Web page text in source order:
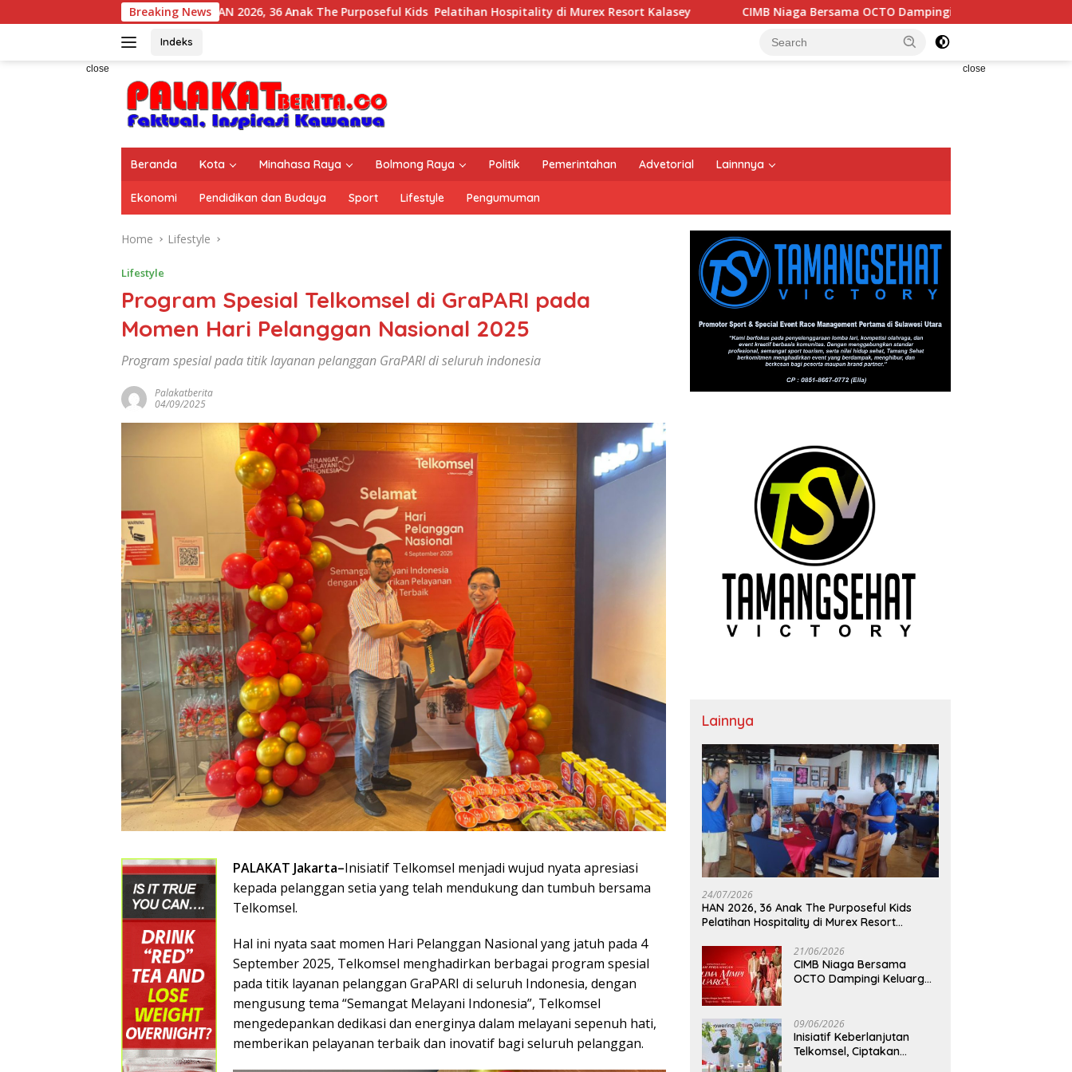
to
Breaking News
HAN 2026, 36 Anak The Purposeful Kids Pelatihan Hospitality di Murex Resort Kalasey CIMB Niaga Bersama OCTO Dampingi Keluarga Indonesia Wujudkan Mimpi
Indeks
close close
Beranda Kota Minahasa Raya Bolmong Raya Politik Pemerintahan Advetorial Lainnnya
Ekonomi Pendidikan dan Budaya Sport Lifestyle Pengumuman
Home Lifestyle
Lifestyle
Program Spesial Telkomsel di GraPARI pada
Momen Hari Pelanggan Nasional 2025
Program spesial pada titik layanan pelanggan GraPARI di seluruh indonesia
Palakatberita
04/09/2025
PALAKAT Jakarta–Inisiatif Telkomsel menjadi wujud nyata apresiasi
kepada pelanggan setia yang telah mendukung dan tumbuh bersama
Telkomsel.
Hal ini nyata saat momen Hari Pelanggan Nasional yang jatuh pada 4
September 2025, Telkomsel menghadirkan berbagai program spesial
pada titik layanan pelanggan GraPARI di seluruh Indonesia, dengan
mengusung tema “Semangat Melayani Indonesia”, Telkomsel
mengedepankan dedikasi dan energinya dalam melayani sepenuh hati,
memberikan pelayanan terbaik dan inovatif bagi seluruh pelanggan.
Lainnya
24/07/2026
HAN 2026, 36 Anak The Purposeful Kids
Pelatihan Hospitality di Murex Resort
21/06/2026
CIMB Niaga Bersama
OCTO Dampingi Keluarga
09/06/2026
Inisiatif Keberlanjutan
Telkomsel, Ciptakan